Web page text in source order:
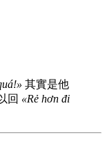
其實是他
回 «Rẻ hơn đi